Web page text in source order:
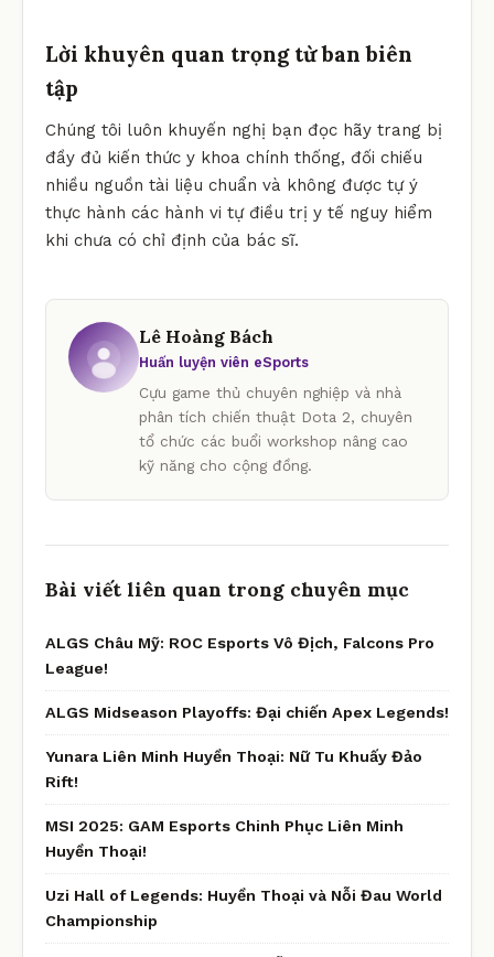
Lời khuyên quan trọng từ ban biên
tập
Chúng tôi luôn khuyến nghị bạn đọc hãy trang bị
đầy đủ kiến thức y khoa chính thống, đối chiếu
nhiều nguồn tài liệu chuẩn và không được tự ý
thực hành các hành vi tự điều trị y tế nguy hiểm
khi chưa có chỉ định của bác sĩ.
Lê Hoàng Bách
Huấn luyện viên eSports
Cựu game thủ chuyên nghiệp và nhà
phân tích chiến thuật Dota 2, chuyên
tổ chức các buổi workshop nâng cao
kỹ năng cho cộng đồng.
Bài viết liên quan trong chuyên mục
ALGS Châu Mỹ: ROC Esports Vô Địch, Falcons Pro
League!
ALGS Midseason Playoffs: Đại chiến Apex Legends!
Yunara Liên Minh Huyền Thoại: Nữ Tu Khuấy Đảo
Rift!
MSI 2025: GAM Esports Chinh Phục Liên Minh
Huyền Thoại!
Uzi Hall of Legends: Huyền Thoại và Nỗi Đau World
Championship